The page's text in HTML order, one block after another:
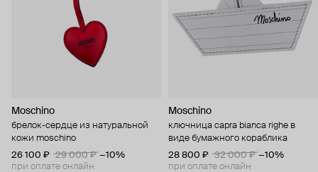
Moschino
брелок-сердце из натуральной
кожи moschino
26 100 ₽
29 000 ₽ −10%
при оплате онлайн
Moschino
ключница capra bianca righe в
виде бумажного кораблика
28 800 ₽
32 000 ₽ −10%
при оплате онлайн